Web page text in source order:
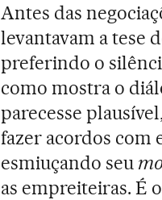
Antes das
levantavam a tese
preferindo o
como mostra o
parecesse
fazer acordos com
esmiuçando seu
as empreiteiras. É